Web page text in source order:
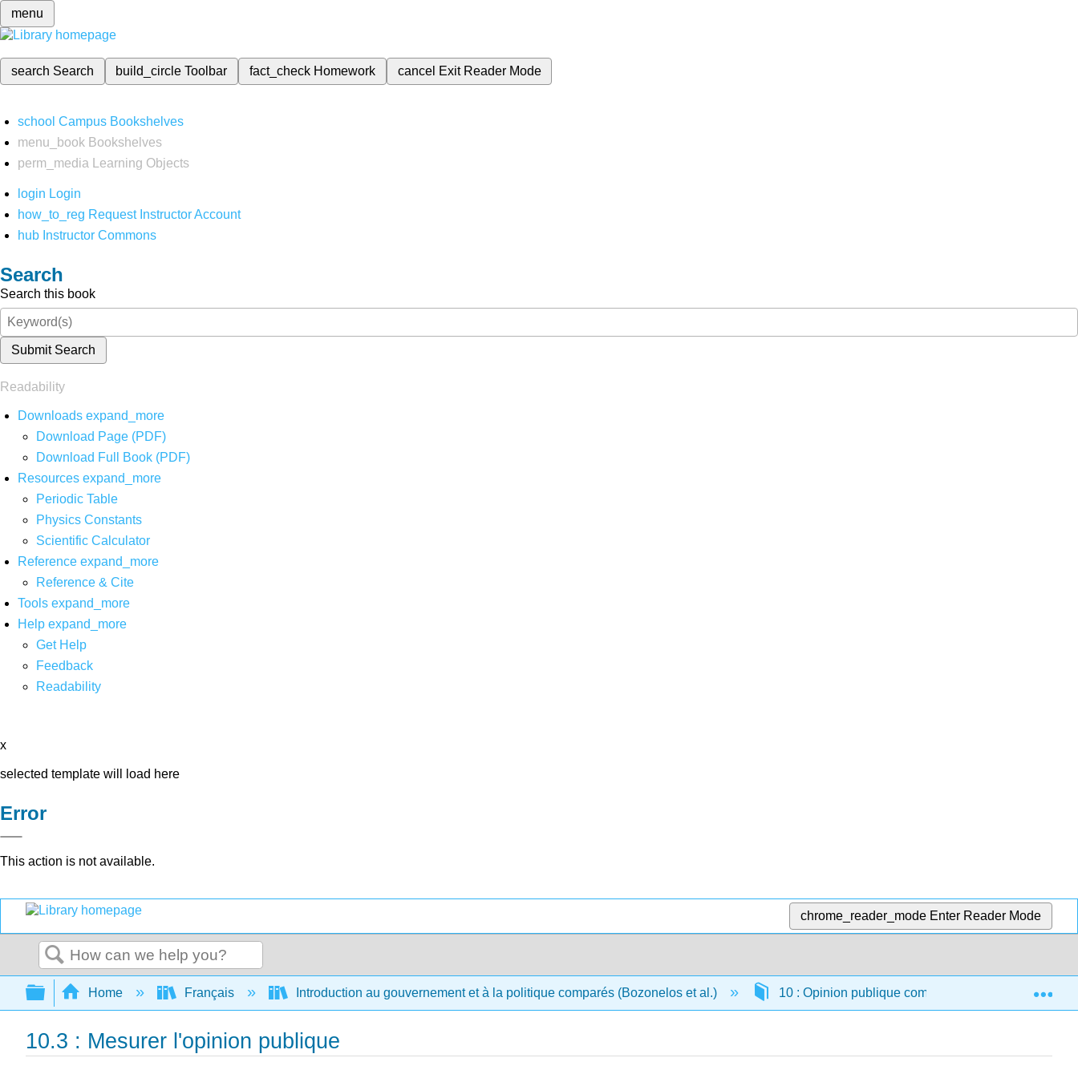
menu
search Search build_circleToolbar fact_check Homework cancel Exit Reader Mode
school Campus Bookshelves
menu_book Bookshelves
perm_media
Learning Objects
login Login
how_to_reg Request Instructor Account
hub Instructor Commons
Search
Search this book
Submit Search
Readability
Downloads expand_more
Download Page (PDF)
Download Full Book (PDF)
Resources expand_more
Periodic Table
Physics Constants
Scientific Calculator
Reference expand_more
Reference & Cite
Tools expand_more
Help expand_more
Get Help
Feedback
Readability
x
selected template will load here
Error
This action is not available.
chrome_reader_mode Enter Reader Mode
Search
Expand/collapse global hierarchy
Home Français Introduction au gouvernement et à la politique comparés (Bozonelos et al.) 10 : Opinion publique comparée 10.3 :
10.3 : Mesurer l'opinion publique